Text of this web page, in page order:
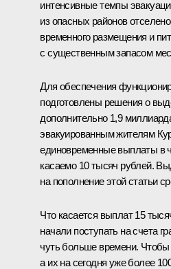
интенсивные темпы
из опасных районов
временного размещения и
с существенным запасом
Для обеспечения
подготовлены решения о
дополнительно 1,9
эвакуированным жителям
единовременные выплаты в
касаемо 10 тысяч рублей.
на пополнение этой статьи
Что касается выплат 15
начали поступать на счета
чуть больше времени. Чтобы
а их на сегодня уже более